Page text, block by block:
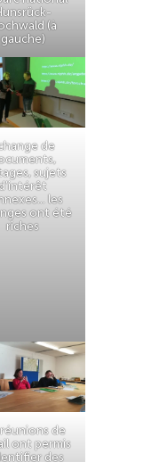
(à
gauche)
de
sujets
les
ont été
riches
réunions de
ont permis
des